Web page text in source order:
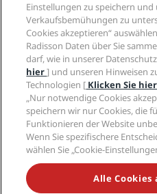
The Club by RHG
Entwicklungsmöglichkeiten
Responsible Business –
Einkauf
Radisson Rewards
Website-
Digitale Barrierefreiheit
Moderne Sklaverei – Erklärung
Verbrauchermeldungen
Kontakt
FAQ
Inhaltsübersicht
Soziale Medien
Marken von Radisson Hotels
VERPASSEN SIE
Einstellungen zu speichern
Verkaufsbemühungen zu
Cookies akzeptieren“
Radisson Daten über Sie
darf, wie in unserer
hier] und unseren Hinweisen
Technologien [ Klicken Sie
„Nur notwendige Cookies
speichern wir nur Cookies, die
Funktionieren der Website
Wenn Sie spezifischere
wählen Sie „Cookie-
Alle Cookies